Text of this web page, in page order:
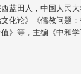
蓝田人，中国人民
化论》《儒教问题
》等，主编《中和学